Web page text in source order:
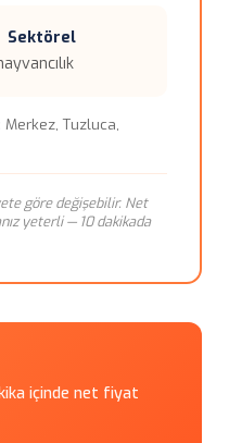
Sektörel
Merkez, Tuzluca,
göre değişebilir. Net
yeterli — 10 dakikada
içinde net fiyat